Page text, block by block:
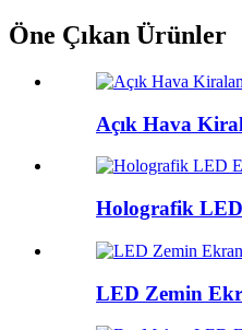
Öne Çıkan Ürünler
Açık Hava
Holografik
LED Zemin